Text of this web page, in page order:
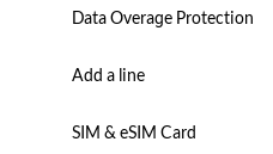
Data Overage Protection
Add a line
SIM & eSIM Card